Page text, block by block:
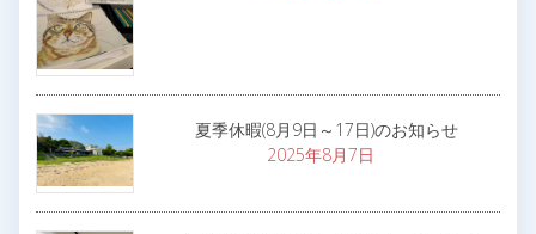
夏季休暇(8月9日～17日)のお知らせ
2025年8月7日